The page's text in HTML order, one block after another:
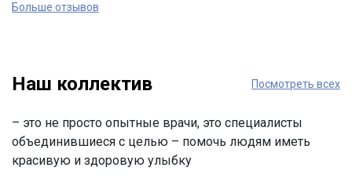
Больше отзывов
Наш коллектив Посмотреть всех
– это не просто опытные врачи, это специалисты
объединившиеся с целью – помочь людям иметь
красивую и здоровую улыбку